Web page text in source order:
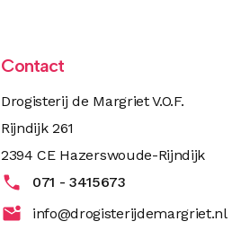
Contact
Drogisterij de Margriet V.O.F.
Rijndijk 261
2394 CE Hazerswoude-Rijndijk
071 - 3415673
info@drogisterijdemargriet.nl